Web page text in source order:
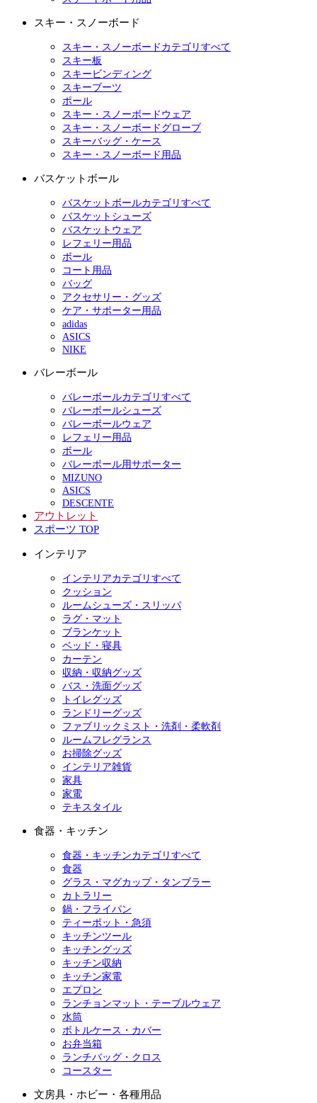
スキー・スノーボード
スキー・スノーボードカテゴリすべて
スキー板
スキービンディング
スキーブーツ
ポール
スキー・スノーボードウェア
スキー・スノーボードグローブ
スキーバッグ・ケース
スキー・スノーボード用品
バスケットボール
バスケットボールカテゴリすべて
バスケットシューズ
バスケットウェア
レフェリー用品
ボール
コート用品
バッグ
アクセサリー・グッズ
ケア・サポーター用品
adidas
ASICS
NIKE
バレーボール
バレーボールカテゴリすべて
バレーボールシューズ
バレーボールウェア
レフェリー用品
ボール
バレーボール用サポーター
MIZUNO
ASICS
DESCENTE
アウトレット
スポーツ TOP
インテリア
インテリアカテゴリすべて
クッション
ルームシューズ・スリッパ
ラグ・マット
ブランケット
ベッド・寝具
カーテン
収納・収納グッズ
バス・洗面グッズ
トイレグッズ
ランドリーグッズ
ファブリックミスト・洗剤・柔軟剤
ルームフレグランス
お掃除グッズ
インテリア雑貨
家具
家電
テキスタイル
食器・キッチン
食器・キッチンカテゴリすべて
食器
グラス・マグカップ・タンブラー
カトラリー
鍋・フライパン
ティーポット・急須
キッチンツール
キッチングッズ
キッチン収納
キッチン家電
エプロン
ランチョンマット・テーブルウェア
水筒
ボトルケース・カバー
お弁当箱
ランチバッグ・クロス
コースター
文房具・ホビー・各種用品